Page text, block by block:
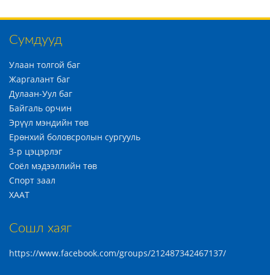
Сумдууд
Улаан толгой баг
Жаргалант баг
Дулаан-Уул баг
Байгаль орчин
Эрүүл мэндийн төв
Ерөнхий боловсролын сургууль
3-р цэцэрлэг
Соёл мэдээллийн төв
Спорт заал
ХААТ
Сошл хаяг
https://www.facebook.com/groups/212487342467137/